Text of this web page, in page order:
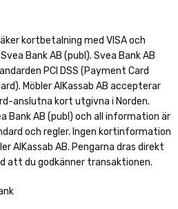
kortbetalning med VISA och
Bank AB (publ). Svea Bank AB
PCI DSS (Payment Card
Möbler AlKassab AB accepterar
anslutna kort utgivna i Norden.
Bank AB (publ) och all information är
och regler. Ingen kortinformation
AlKassab AB. Pengarna dras direkt
att du godkänner transaktionen.